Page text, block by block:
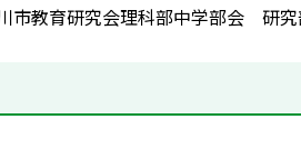
市教育研究会理科部中学部会